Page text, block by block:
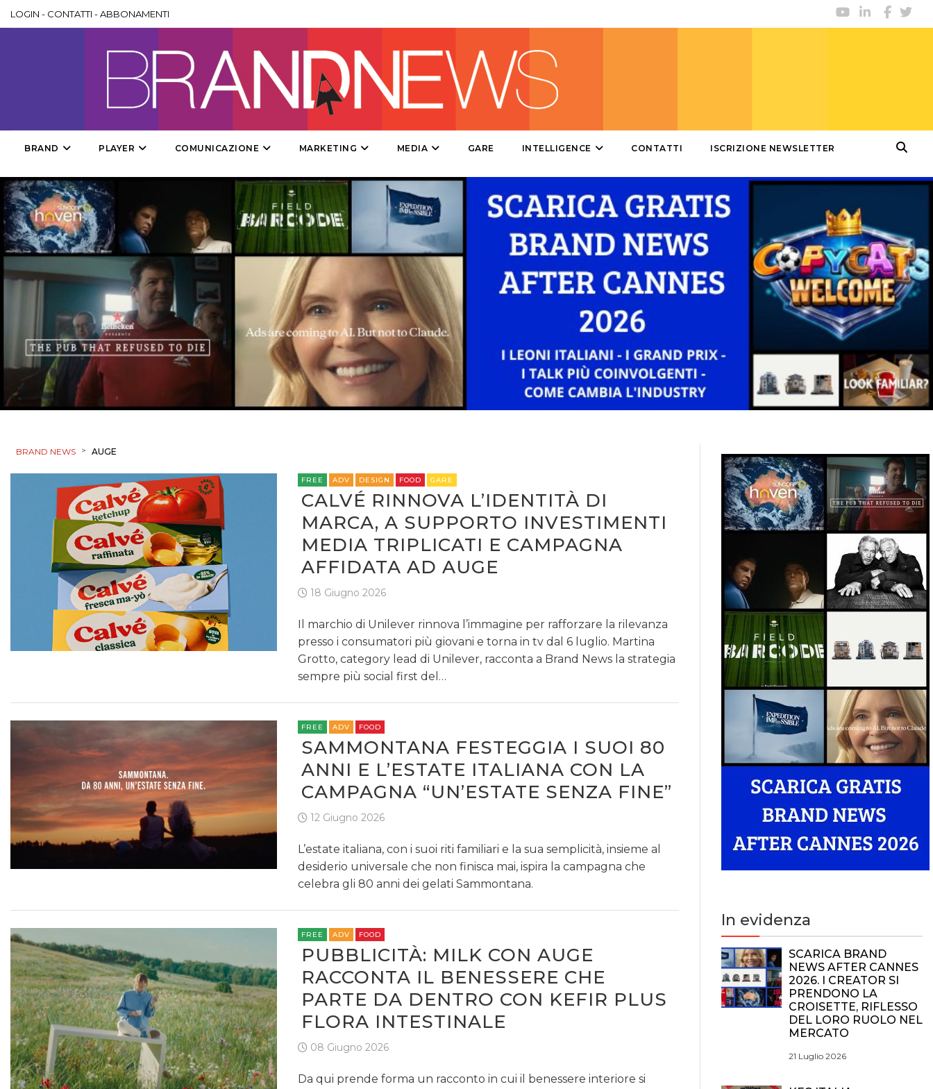
DATI
PREVISIONI/SCENARI
NORMATIVE
TREND
CASE HISTORY
OPINIONI
LOGIN - CONTATTI -ABBONAMENTI
BRAND PLAYER COMUNICAZIONE MARKETING MEDIA GARE INTELLIGENCE CONTATTI ISCRIZIONE NEWSLETTER
BRAND NEWS > AUGE
FREE ADV DESIGN FOOD GARE
CALVÉ RINNOVA L’IDENTITÀ DI
MARCA, A SUPPORTO INVESTIMENTI
MEDIA TRIPLICATI E CAMPAGNA
AFFIDATA AD AUGE
18 Giugno 2026
Il marchio di Unilever rinnova l’immagine per rafforzare la rilevanza
presso i consumatori più giovani e torna in tv dal 6 luglio. Martina
Grotto, category lead di Unilever, racconta a Brand News la strategia
sempre più social first del…
FREE ADV FOOD
SAMMONTANA FESTEGGIA I SUOI 80
ANNI E L’ESTATE ITALIANA CON LA
CAMPAGNA “UN’ESTATE SENZA FINE”
12 Giugno 2026
L’estate italiana, con i suoi riti familiari e la sua semplicità, insieme al
desiderio universale che non finisca mai, ispira la campagna che
celebra gli 80 anni dei gelati Sammontana.
FREE ADV FOOD
PUBBLICITÀ: MILK CON AUGE
RACCONTA IL BENESSERE CHE
PARTE DA DENTRO CON KEFIR PLUS
FLORA INTESTINALE
08 Giugno 2026
Da qui prende forma un racconto in cui il benessere interiore si
In evidenza
SCARICA BRAND
NEWS AFTER CANNES
2026. I CREATOR SI
PRENDONO LA
CROISETTE, RIFLESSO
DEL LORO RUOLO NEL
MERCATO
21 Luglio 2026